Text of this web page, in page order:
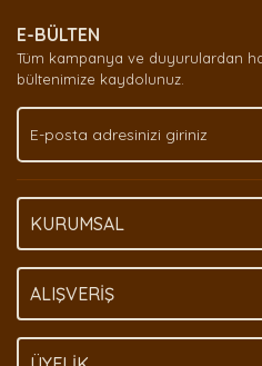
Ürün açıklamasında eksik
Ürün bilgilerinde hatalar
Bu ürüne benzer farklı
E-BÜLTEN
Tüm kampanya ve duyurulardan
bültenimize kaydolunuz.
KURUMSAL
ALIŞVERİŞ